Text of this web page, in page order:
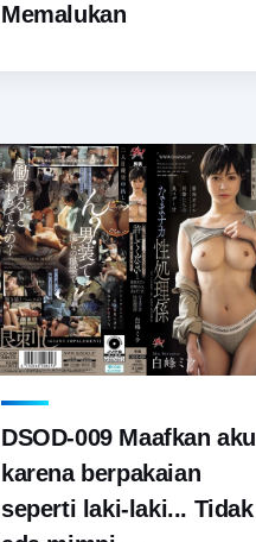
Memalukan
DSOD-009 Maafkan aku
karena berpakaian
seperti laki-laki... Tidak